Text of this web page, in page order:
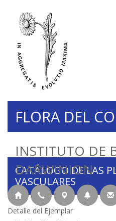
INSTITUTO DE
DARWINION
FLORA DEL
CATÁLOGO DE LAS
VASCULARES
Detalle del Ejemplar